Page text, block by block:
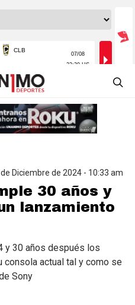
Diciembre de 2024 - 10:33 am
30 años y
lanzamiento
y 30 años después los
consola actual tal y como se
Sony